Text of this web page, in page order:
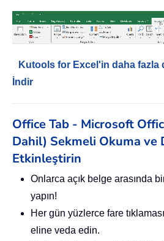
Kutools for Excel'in daha fazla
İndir
Office Tab - Microsoft
Dahil) Sekmeli Okuma ve
Etkinleştirin
Onlarca açık belge arasında
yapın!
Her gün yüzlerce fare
eline veda edin.